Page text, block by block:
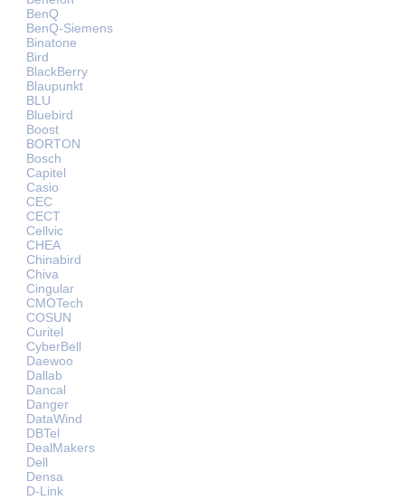
BenQ
BenQ-Siemens
Binatone
Bird
BlackBerry
Blaupunkt
BLU
Bluebird
Boost
BORTON
Bosch
Capitel
Casio
CEC
CECT
Cellvic
CHEA
Chinabird
Chiva
Cingular
CMOTech
COSUN
Curitel
CyberBell
Daewoo
Dallab
Dancal
Danger
DataWind
DBTel
DealMakers
Dell
Densa
D-Link